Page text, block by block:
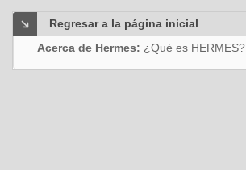
Regresar a la página inicial
Acerca de Hermes: ¿Qué es HERMES?